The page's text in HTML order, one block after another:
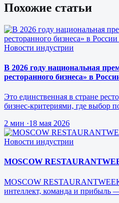
Похожие статьи
Новости индустрии
В 2026 году национальная
ресторанного бизнеса» в
Это единственная в стране
бизнес-критериями, где выбор
2 мин ·18 мая 2026
Новости индустрии
MOSCOW
MOSCOW
интеллект, команда и прибыль